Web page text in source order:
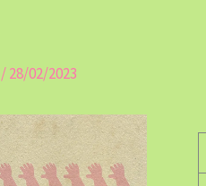
/28/02/2023